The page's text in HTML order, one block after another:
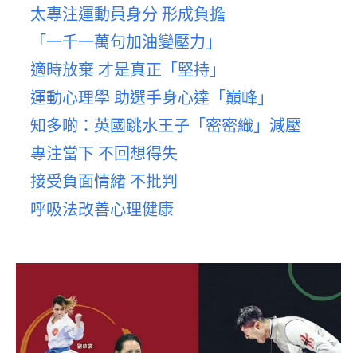
太專注運動員身分 形成負擔
「一千一萬句加油變壓力」
適時放棄 才是真正「堅持」
運動心理學 助選手身心達「巔峰」
知多啲：英國跳水王子「密密織」減壓
專注當下 不回想得失
接受負面情緒 不批判
呼吸法改善心理健康